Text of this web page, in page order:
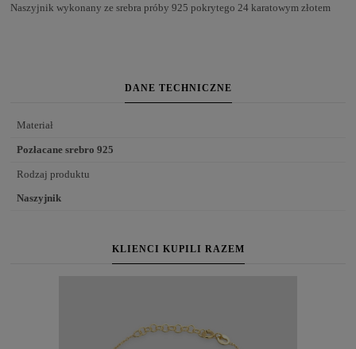
Naszyjnik wykonany ze srebra próby 925 pokrytego 24 karatowym złotem
DANE TECHNICZNE
Materiał
Pozłacane srebro 925
Rodzaj produktu
Naszyjnik
KLIENCI KUPILI RAZEM